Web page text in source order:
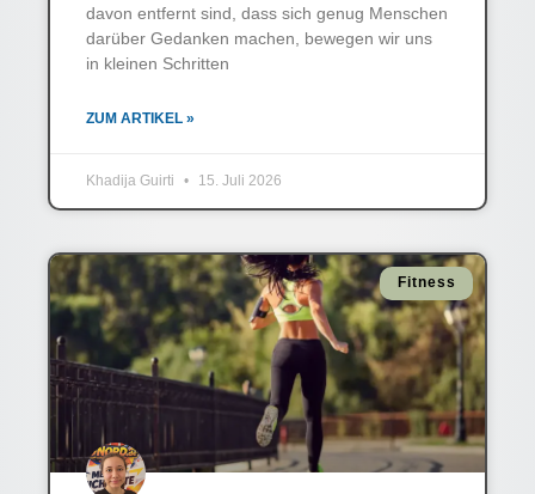
davon entfernt sind, dass sich genug Menschen
darüber Gedanken machen, bewegen wir uns
in kleinen Schritten
ZUM ARTIKEL »
Khadija Guirti 15. Juli 2026
Fitness